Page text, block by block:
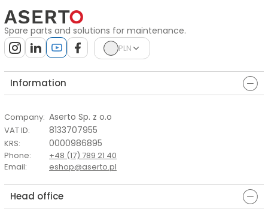
Spare parts and solutions for maintenance.
PLN
Information
Company: Aserto Sp. z o.o
VAT ID: 8133707955
KRS: 0000986895
Phone:
+48 (17) 789 21 40
Email: eshop@aserto.pl
Head office